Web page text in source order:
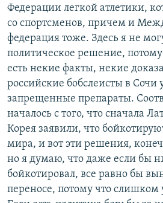
Федерации легкой атлетики,
со спортсменов, причем и
федерация тоже. Здесь я не
политическое решение,
есть некие факты, некие
российские бобслеисты в Сочи
запрещенные препараты.
началось с того, что сначала
Корея заявили, что
мира, и вот эти решения,
но я думаю, что даже если бы
бойкотировал, все равно бы
переносе, потому что